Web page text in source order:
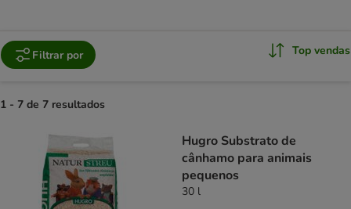
Filtrar por Top vendas
1 - 7 de 7 resultados
Hugro Substrato de
cânhamo para animais
pequenos
30 l